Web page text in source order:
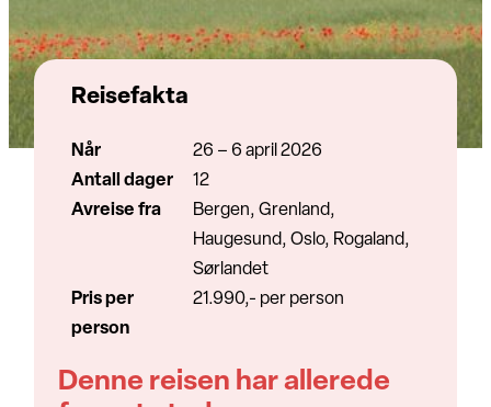
Reisefakta
Når
26 – 6 april 2026
Antall dager
12
Avreise fra
Bergen, Grenland,
Haugesund, Oslo, Rogaland,
Sørlandet
Pris per
person
21.990,- per person
Denne reisen har allerede